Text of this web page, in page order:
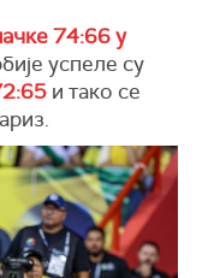
74:66 у
успеле су
и тако се